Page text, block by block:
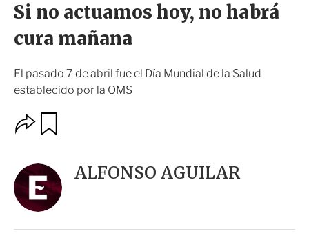
Si no actuamos hoy, no habrá
cura mañana
El pasado 7 de abril fue el Día Mundial de la Salud
establecido por la OMS
O
p
n
e
s
a
r
ALFONSO AGUILAR